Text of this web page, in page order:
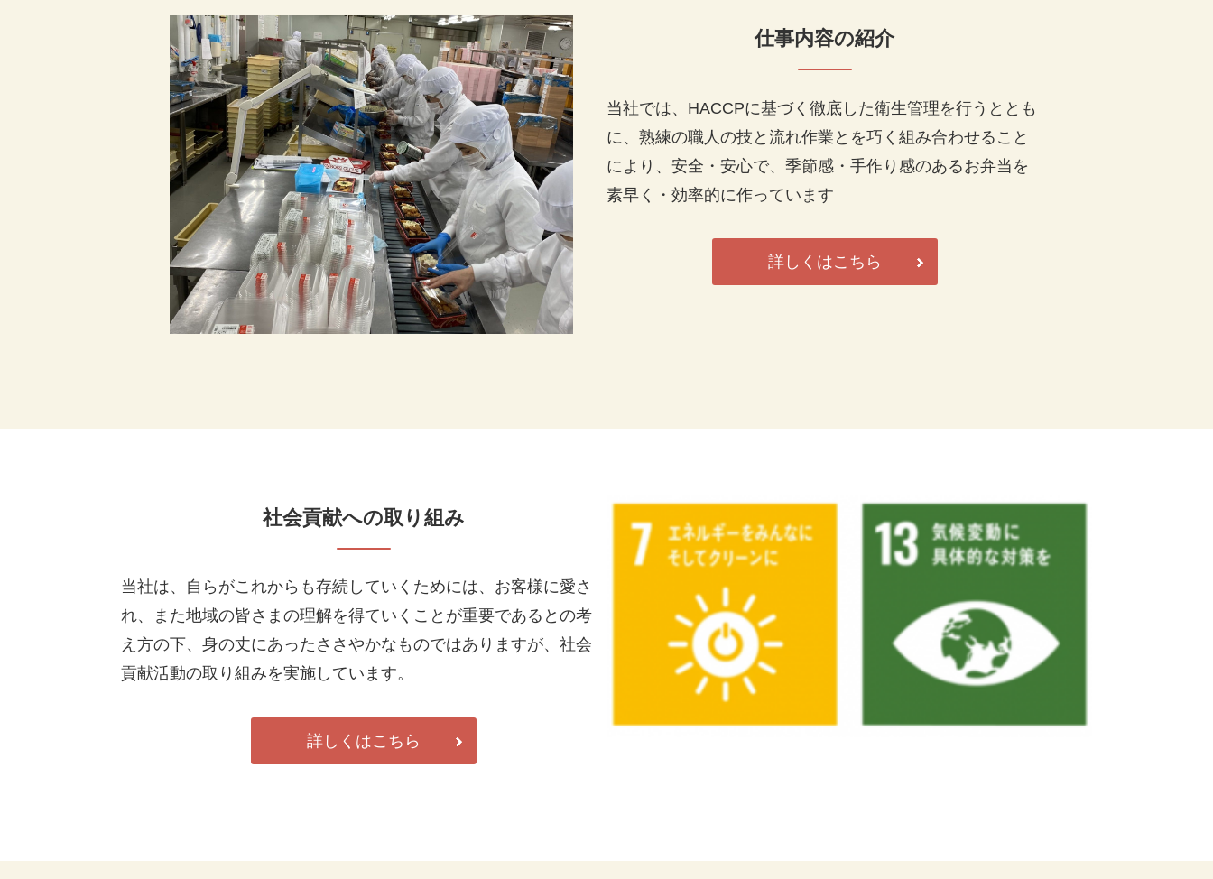
仕事内容の紹介
当社では、HACCPに基づく徹底した衛生管理を行うととも
に、熟練の職人の技と流れ作業とを巧く組み合わせること
により、安全・安心で、季節感・手作り感のあるお弁当を
素早く・効率的に作っています
詳しくはこちら
社会貢献への取り組み
当社は、自らがこれからも存続していくためには、お客様に愛さ
れ、また地域の皆さまの理解を得ていくことが重要であるとの考
え方の下、身の丈にあったささやかなものではありますが、社会
貢献活動の取り組みを実施しています。
詳しくはこちら